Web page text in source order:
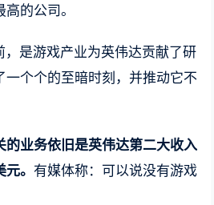
的公司。
，是游戏产业为英伟达贡献了研
一个个的至暗时刻，并推动它不
的业务依旧是英伟达第二大收入
。 有媒体称：可以说没有游戏